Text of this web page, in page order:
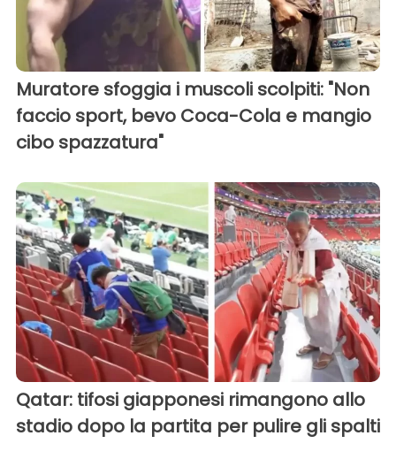
Muratore sfoggia i muscoli scolpiti: "Non
faccio sport, bevo Coca-Cola e mangio
cibo spazzatura"
Qatar: tifosi giapponesi rimangono allo
stadio dopo la partita per pulire gli spalti